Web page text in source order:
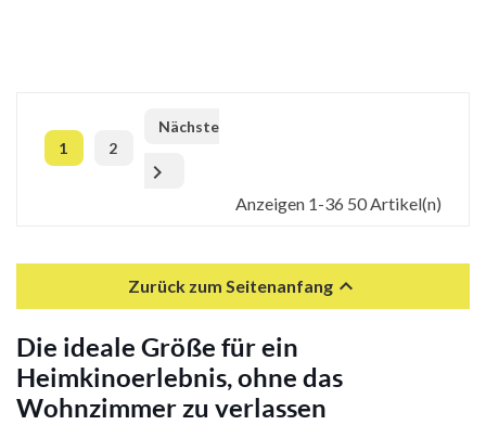
1 2
Nächste

Anzeigen 1-36 50 Artikel(n)
Zurück zum Seitenanfang
Die ideale Größe für ein
Heimkinoerlebnis, ohne das
Wohnzimmer zu verlassen